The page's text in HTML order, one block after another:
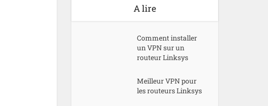
A lire
Comment installer
un VPN sur un
routeur Linksys
Meilleur VPN pour
les routeurs Linksys